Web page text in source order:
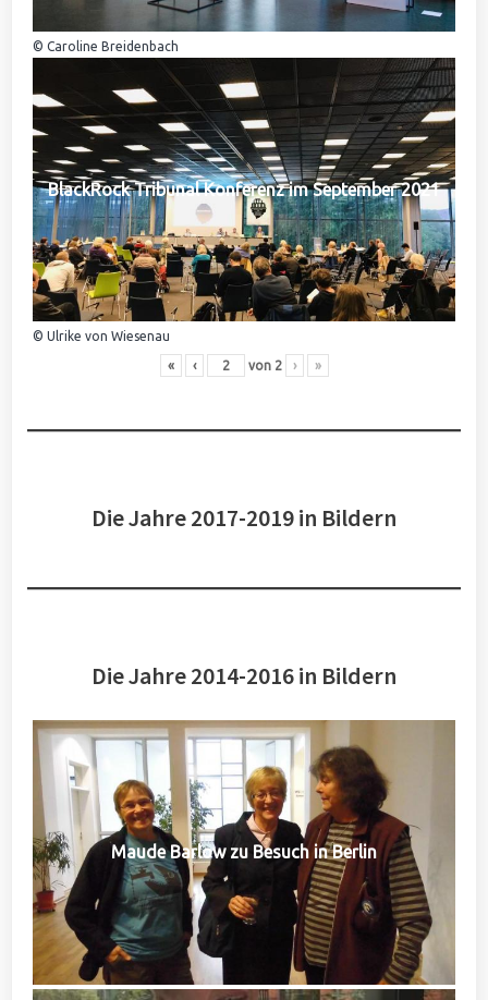
© Caroline Breidenbach
BlackRock Tribunal Konferenz im September 2021
© Ulrike von Wiesenau
« ‹ von 2 › »
Die Jahre 2017-2019 in Bildern
Die Jahre 2014-2016 in Bildern
Maude Barlow zu Besuch in Berlin